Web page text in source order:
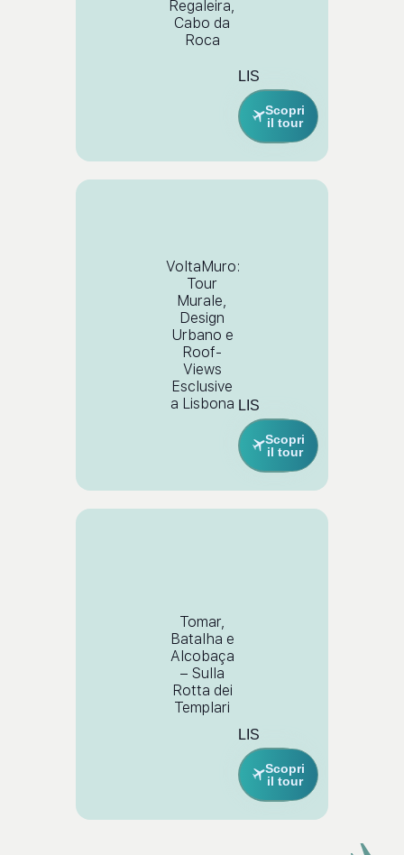
Regaleira,
Cabo da
Roca
LIS
Scopri
il tour
VoltaMuro:
Tour
Murale,
Design
Urbano e
Roof-
Views
Esclusive
a Lisbona LIS
Scopri
il tour
Tomar,
Batalha e
Alcobaça
– Sulla
Rotta dei
Templari
LIS
Scopri
il tour